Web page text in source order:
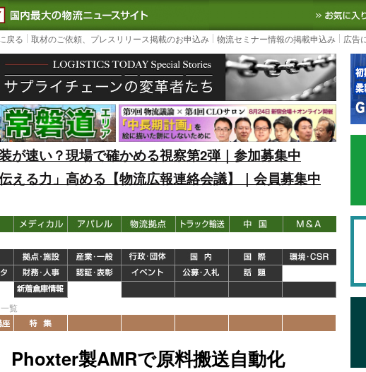
LOGISTICS TODAY｜国内最大の物流ニュースサイト3PL, SCMなど国内外の最新
戻る 取材のご依頼、プレスリリース掲載のお申込み 物流セミナー情報の掲載申込み 広告
が速い？現場で確かめる視察第2弾｜参加募集中
える力」高める【物流広報連絡会議】｜会員募集中
覧
Phoxter製AMRで原料搬送自動化